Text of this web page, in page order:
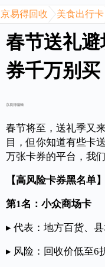
京易得回收 美食出行卡
春节送礼
券千万别买
京易得编辑
春节将至，送礼季又
目，但你知道有些卡
万张卡券的平台，我
【高风险卡券黑名单】
第1名：小众商场卡
▸ 代表：地方百货、
▸ 风险：回收价低至6